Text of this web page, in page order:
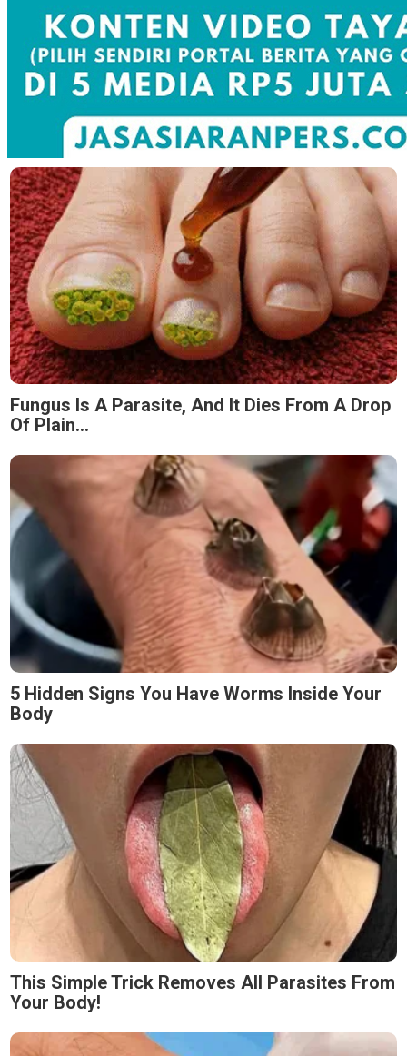
Fungus Is A Parasite, And It Dies From A Drop
Of Plain...
5 Hidden Signs You Have Worms Inside Your
Body
This Simple Trick Removes All Parasites From
Your Body!